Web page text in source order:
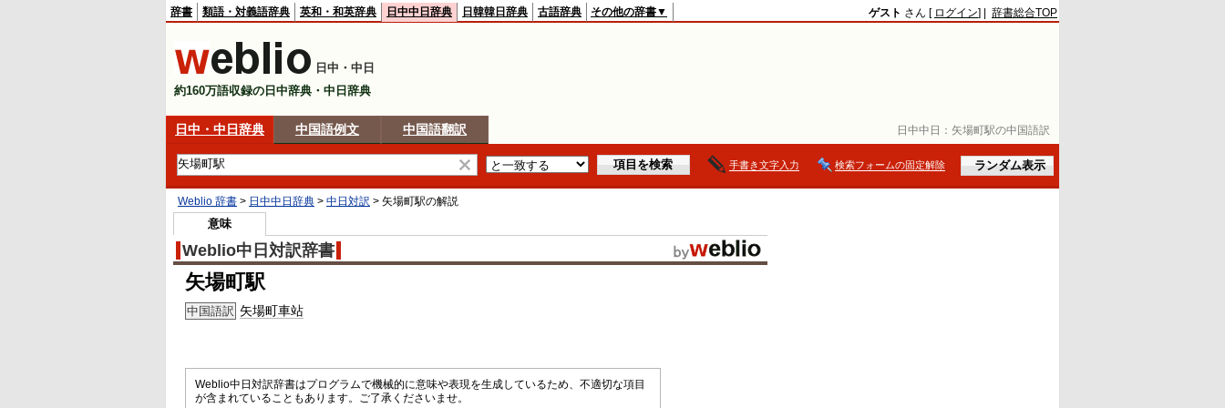
日中中日： 矢場町駅の中国語訳
辞書 類語・対義語辞典 英和・和英辞典 日中中日辞典 日韓韓日辞典 古語辞典 その他の辞書▼ ゲスト さん [ ログイン] | 辞書総合TOP
日中・中日
約160万語収録の日中辞典・中日辞典
日中・中日辞典 中国語例文 中国語翻訳
手書き文字入力 検索フォームの固定解除
Weblio 辞書 > 日中中日辞典 > 中日対訳 > 矢場町駅の解説
意味
Weblio中日対訳辞書
矢場町駅
中国語訳 矢場町車站
Weblio中日対訳辞書はプログラムで機械的に意味や表現を生成しているため、不適切な項目
が含まれていることもあります。ご了承くださいませ。